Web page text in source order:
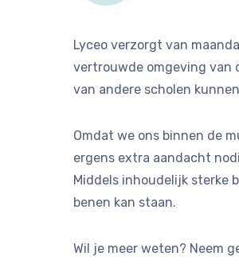
Lyceo verzorgt van
vertrouwde omgeving van
van andere scholen
Omdat we ons binnen de
ergens extra aandacht
Middels inhoudelijk sterke
benen kan staan.
Wil je meer weten? Neem